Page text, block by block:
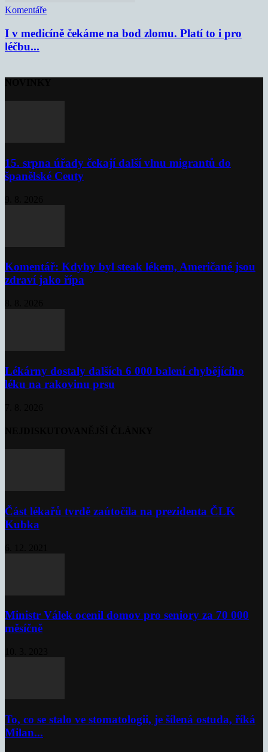
Komentáře
I v medicíně čekáme na bod zlomu. Platí to i pro
léčbu...
15. srpna úřady čekají další vlnu migrantů do
španělské Ceuty
Komentář: Kdyby byl steak lékem, Američané jsou
zdraví jako řípa
Lékárny dostaly dalších 6 000 balení chybějícího
léku na rakovinu prsu
Část lékařů tvrdě zaútočila na prezidenta ČLK
Kubka
Ministr Válek ocenil domov pro seniory za 70 000
měsíčně
To, co se stalo ve stomatologii, je šílená ostuda, říká
Milan...